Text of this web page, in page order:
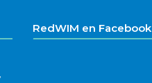
RedWIM en Facebook